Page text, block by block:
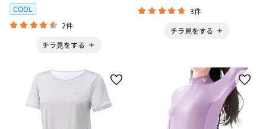
COOL
2件
チラ見をする
3件
チラ見をする